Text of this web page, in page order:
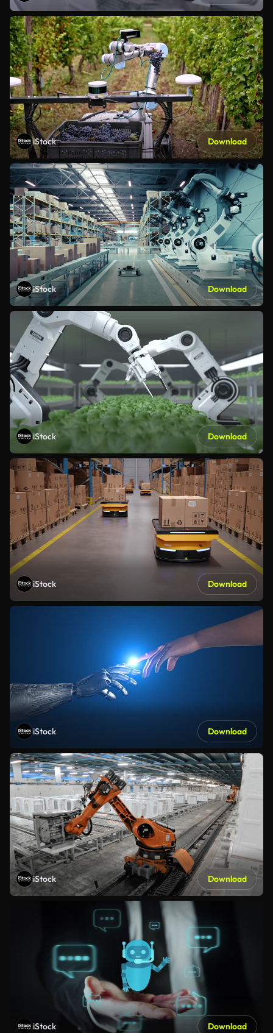
iStock Download
iStock Download
iStock Download
iStock Download
iStock Download
iStock Download
iStock Download